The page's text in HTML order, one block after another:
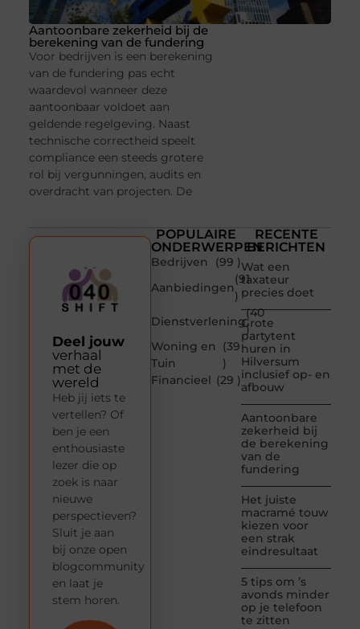
Aantoonbare zekerheid bij de
berekening van de fundering
Voor bedrijven is een berekening
van de fundering pas echt
waardevol wanneer deze
aantoonbaar voldoet aan
geldende regelgeving. Naast
technische correctheid speelt
compliance een steeds grotere
rol bij vergunningen, audits en
overdracht van projecten. De
POPULAIRE
ONDERWERPEN
Bedrijven
(99 )
Aanbiedingen
(91
)
Dienstverlening
(40
)
Woning en
Tuin
(39
)
Financieel (29 )
RECENTE
BERICHTEN
Wat een
taxateur
precies doet
Grote
partytent
huren in
Hilversum
inclusief op- en
afbouw
Aantoonbare
zekerheid bij
de berekening
van de
fundering
Het juiste
macramé touw
kiezen voor
een strak
eindresultaat
5 tips om ’s
avonds minder
op je telefoon
te zitten
Deel jouw
verhaal
met de
wereld
Heb jij iets te
vertellen? Of
ben je een
enthousiaste
lezer die op
zoek is naar
nieuwe
perspectieven?
Sluit je aan
bij onze open
blogcommunity
en laat je
stem horen.